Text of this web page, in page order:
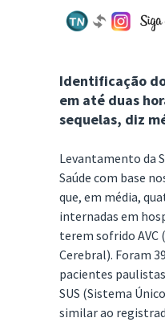
Identificação
em até duas
sequelas, diz
Levantamento da
Saúde com base
que, em média,
internadas em
terem sofrido AVC
Cerebral). Foram
pacientes
SUS (Sistema
similar ao